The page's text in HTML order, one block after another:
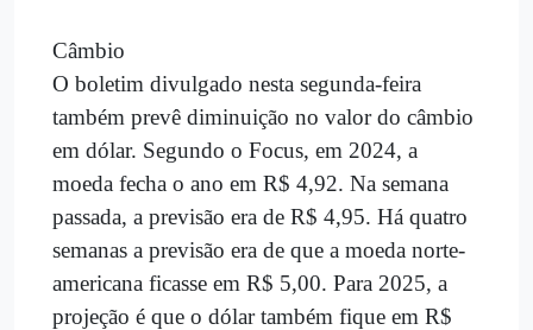
Câmbio
O boletim divulgado nesta segunda-feira
também prevê diminuição no valor do câmbio
em dólar. Segundo o Focus, em 2024, a
moeda fecha o ano em R$ 4,92. Na semana
passada, a previsão era de R$ 4,95. Há quatro
semanas a previsão era de que a moeda norte-
americana ficasse em R$ 5,00. Para 2025, a
projeção é que o dólar também fique em R$